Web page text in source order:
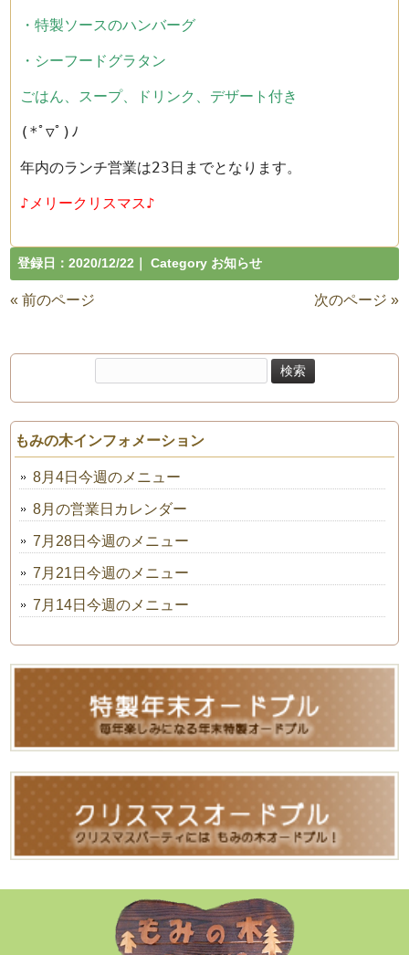
・特製ソースのハンバーグ
・シーフードグラタン
ごはん、スープ、ドリンク、デザート付き
(*ﾟ▽ﾟ)ﾉ
年内のランチ営業は23日までとなります。
♪メリークリスマス♪
登録日：2020/12/22 ｜ Category お知らせ
« 前のページ 次のページ »
もみの木インフォメーション
8月4日今週のメニュー
8月の営業日カレンダー
7月28日今週のメニュー
7月21日今週のメニュー
7月14日今週のメニュー